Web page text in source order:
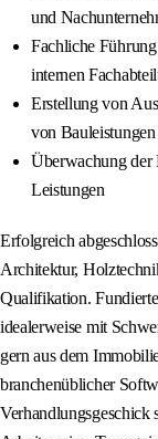
und
Fachliche
internen
Erstellung von
von Bauleistungen
Überwachung der
Leistungen
Erfolgreich
Architektur,
Qualifikation.
idealerweise mit
gern aus dem
branchenüblicher
Verhandlungsgeschick